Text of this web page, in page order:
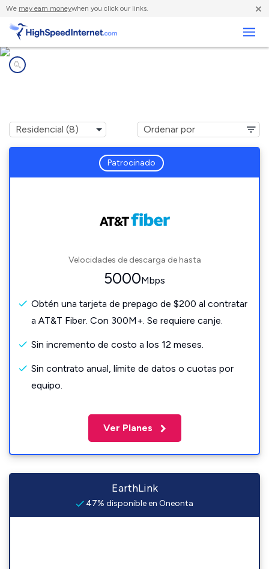
We may earn moneywhen you click our links. ×
Patrocinado
Velocidades de descarga de hasta
5000Mbps
Obtén una tarjeta de prepago de $200 al contratar
a AT&T Fiber. Con 300M+. Se requiere canje.
Sin incremento de costo a los 12 meses.
Sin contrato anual, límite de datos o cuotas por
equipo.
Ver Planes
EarthLink
47% disponible en Oneonta